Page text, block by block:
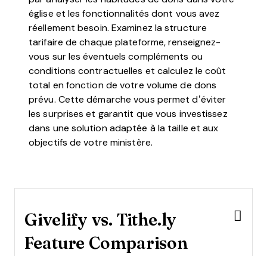
église et les fonctionnalités dont vous avez
réellement besoin. Examinez la structure
tarifaire de chaque plateforme, renseignez-
vous sur les éventuels compléments ou
conditions contractuelles et calculez le coût
total en fonction de votre volume de dons
prévu. Cette démarche vous permet d’éviter
les surprises et garantit que vous investissez
dans une solution adaptée à la taille et aux
objectifs de votre ministère.
Givelify vs. Tithe.ly
Feature Comparison